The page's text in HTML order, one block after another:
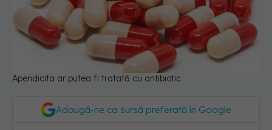
Apendicita ar putea fi tratată cu antibiotic
Adaugă-ne ca sursă preferată în Google